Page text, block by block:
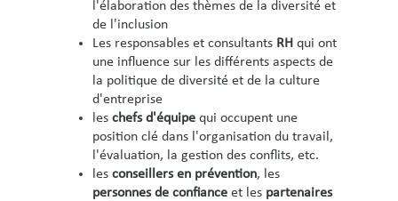
l'élaboration des thèmes de la diversité et
de l'inclusion
Les responsables et consultants RH qui ont
une influence sur les différents aspects de
la politique de diversité et de la culture
d'entreprise
les chefs d'équipe qui occupent une
position clé dans l'organisation du travail,
l'évaluation, la gestion des conflits, etc.
les conseillers en prévention, les
personnes de confiance et les partenaires